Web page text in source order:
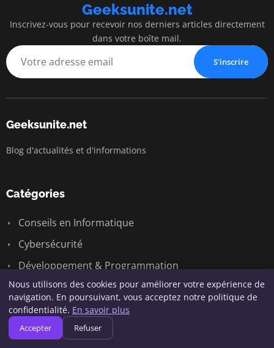
Geeksunite.net
Inscrivez-vous pour recevoir nos derniers articles directement
dans votre boîte mail.
S'inscrire
Geeksunite.net
Blog d'actualités et d'informations
Catégories
Conseils en Informatique
Cybersécurité
Développement & Programmation
Gadgets et Accessoires
Gaming & Informatique
Logiciels et Applications
Nous utilisons des cookies pour améliorer votre expérience de
navigation. En poursuivant, vous acceptez notre politique de
confidentialité. En savoir plus
Accepter Refuser